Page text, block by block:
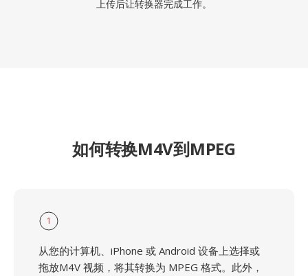
上传后让转换器完成工作。
如何转换M4V到MPEG
1
从您的计算机、iPhone 或 Android 设备上选择或
拖放M4V 视频，将其转换为 MPEG 格式。此外，